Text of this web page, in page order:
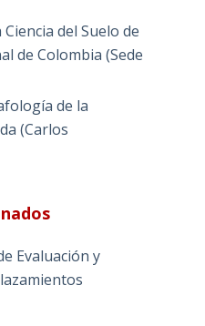
del Suelo de
de Colombia (Sede
de la
(Carlos
Evaluación y